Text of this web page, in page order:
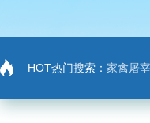
HOT热门搜索： 家禽屠